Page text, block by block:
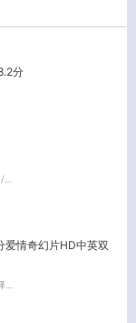
分
爱情奇幻片HD中英双